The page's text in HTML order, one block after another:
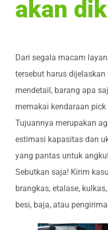
akan
Dari segala macam
tersebut harus
mendetail, barang apa
memakai kendaraan
Tujuannya merupakan
estimasi kapasitas dan
yang pantas untuk
Sebutkan saja! Kirim
brangkas, etalase,
besi, baja, atau